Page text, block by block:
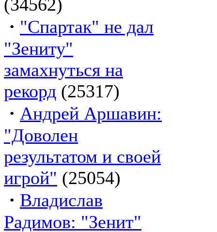
(34562)
· "Спартак" не дал
"Зениту"
замахнуться на
рекорд (25317)
· Андрей Аршавин:
"Доволен
результатом и своей
игрой" (25054)
· Владислав
Радимов: "Зенит"